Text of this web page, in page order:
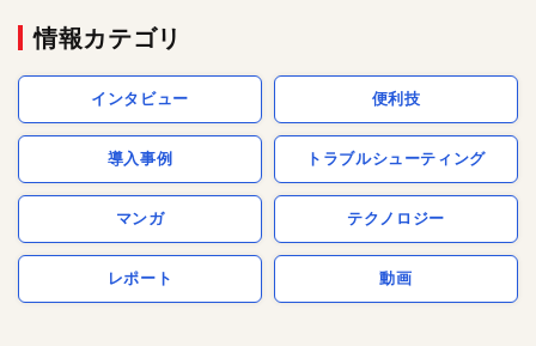
情報カテゴリ
インタビュー 便利技
導入事例 トラブルシューティング
マンガ テクノロジー
レポート 動画